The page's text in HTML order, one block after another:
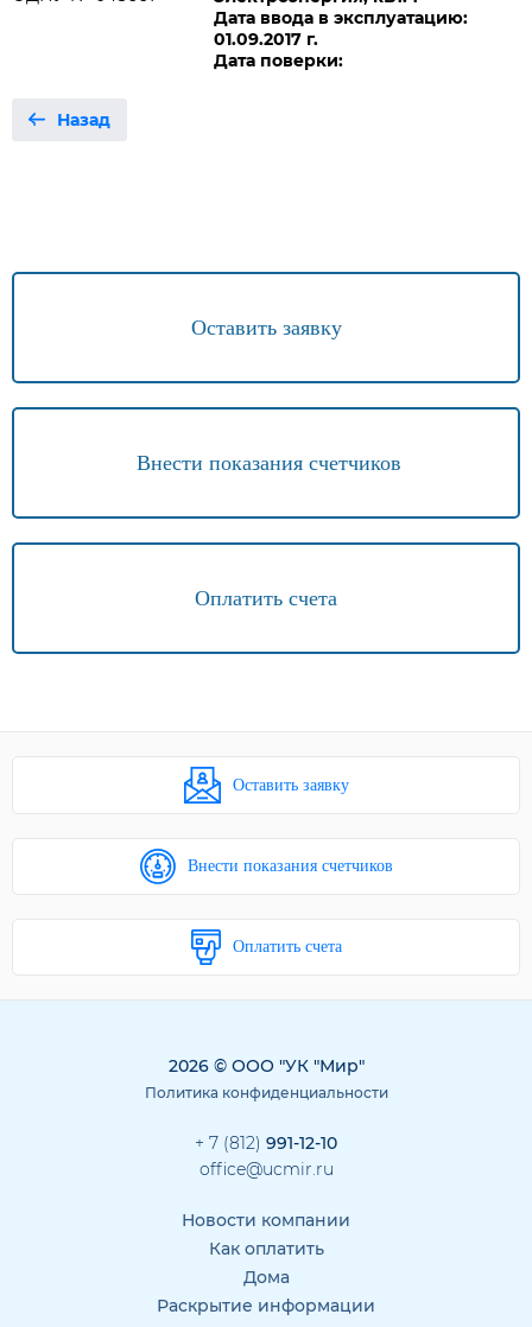
Дата ввода в эксплуатацию:
01.09.2017 г.
Дата поверки:
Назад
Оставить заявку
Внести показания счетчиков
Оплатить счета
Оставить заявку
Внести показания счетчиков
Оплатить счета
2026 © ООО "УК "Мир"
Политика конфиденциальности
+ 7 (812) 991-12-10
office@ucmir.ru
Новости компании
Как оплатить
Дома
Раскрытие информации